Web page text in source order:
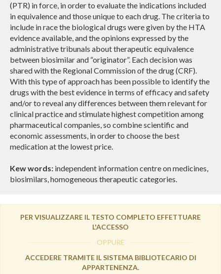
(PTR) in force, in order to evaluate the indications included
in equivalence and those unique to each drug. The criteria to
include in race the biological drugs were given by the HTA
evidence available, and the opinions expressed by the
administrative tribunals about therapeutic equivalence
between biosimilar and “originator”. Each decision was
shared with the Regional Commission of the drug (CRF).
With this type of approach has been possible to identify the
drugs with the best evidence in terms of efficacy and safety
and/or to reveal any differences between them relevant for
clinical practice and stimulate highest competition among
pharmaceutical companies, so combine scientific and
economic assessments, in order to choose the best
medication at the lowest price.
Kew words: independent information centre on medicines,
biosimilars, homogeneous therapeutic categories.
PER VISUALIZZARE IL TESTO COMPLETO EFFETTUARE
L'ACCESSO
OPPURE
ACCEDERE TRAMITE IL SISTEMA BIBLIOTECARIO DI
APPARTENENZA.